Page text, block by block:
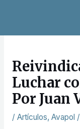
contenido
Luchar
Por Juan
/ Artículos, Avapol
de